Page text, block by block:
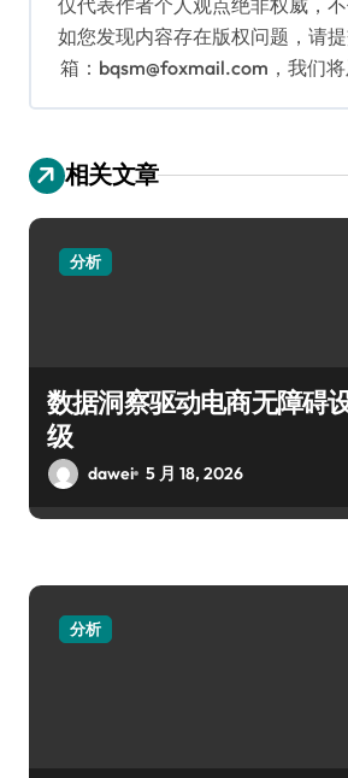
如您发现内容存在版权问题，请
箱：bqsm@foxmail.com，我们将
相关文章
分析
数据洞察驱动电商无障碍
级
dawei 5 月 18, 2026
分析